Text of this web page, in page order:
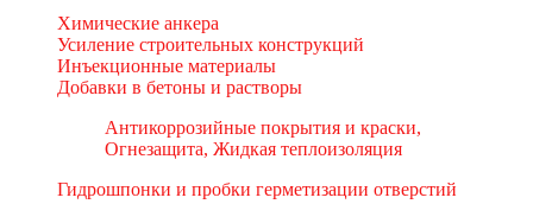
Химические анкера
Усиление строительных конструкций
Инъекционные материалы
Добавки в бетоны и растворы
Антикоррозийные покрытия и краски,
Огнезащита, Жидкая теплоизоляция
Гидрошпонки и пробки герметизации отверстий